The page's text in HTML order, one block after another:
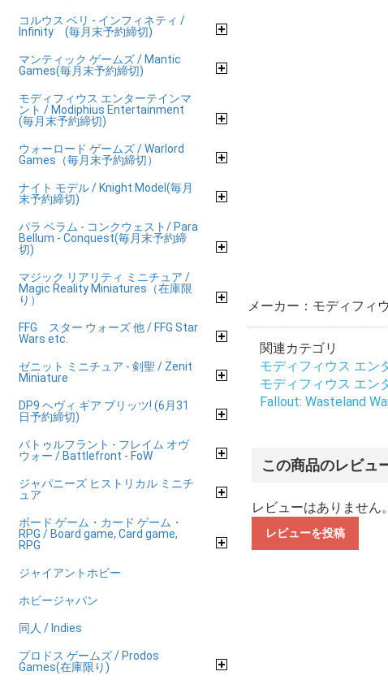
コルウス ベリ - インフィネティ /
Infinity (毎月末予約締切)
マンティック ゲームズ / Mantic
Games(毎月末予約締切)
モディフィウス エンターテインマ
ント / Modiphius Entertainment
(毎月末予約締切)
ウォーロード ゲームズ / Warlord
Games（毎月末予約締切）
ナイト モデル / Knight Model(毎月
末予約締切)
パラ ベラム - コンクウェスト/ Para
Bellum - Conquest(毎月末予約締
切)
マジック リアリティ ミニチュア /
Magic Reality Miniatures（在庫限
り）
FFG スター ウォーズ 他 / FFG Star
Wars etc.
ゼニット ミニチュア - 剣聖 / Zenit
Miniature
DP9 ヘヴィ ギア ブリッツ! (6月31
日予約締切)
バトゥルフラント - フレイム オヴ
ウォー / Battlefront - FoW
ジャパニーズ ヒストリカル ミニチ
ュア
ボード ゲーム・カード ゲーム・
RPG / Board game, Card game,
RPG
ジャイアントホビー
ホビージャパン
同人 / Indies
プロドス ゲームズ / Prodos
Games(在庫限り)
メーカー：モディフィ
関連カテゴリ
モディフィウス エン
モディフィウス エン
Fallout: Wasteland
この商品のレビュ
レビューはありません。
レビューを投稿